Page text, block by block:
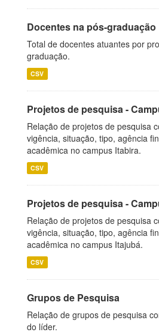
Docentes na pós-graduação
Total de docentes atuantes por
graduação.
CSV
Projetos de pesquisa -
Relação de projetos de pesquisa
vigência, situação, tipo, agência
acadêmica no campus Itabira.
CSV
Projetos de pesquisa -
Relação de projetos de pesquisa
vigência, situação, tipo, agência
acadêmica no campus Itajubá.
CSV
Grupos de Pesquisa
Relação de grupos de pesquisa
do líder.